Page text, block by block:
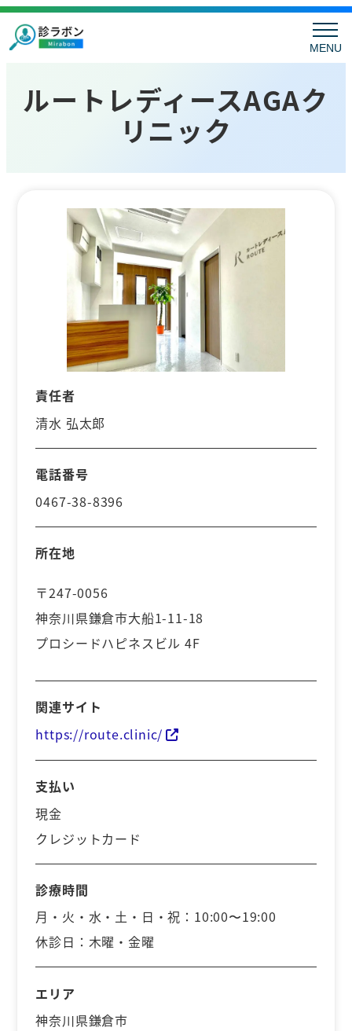
MENU
ルートレディースAGAク
リニック
責任者
清水 弘太郎
電話番号
0467-38-8396
所在地
〒247-0056
神奈川県鎌倉市大船1-11-18
プロシードハピネスビル 4F
関連サイト
https://route.clinic/
支払い
現金
クレジットカード
診療時間
月・火・水・土・日・祝：10:00〜19:00
休診日：木曜・金曜
エリア
神奈川県鎌倉市